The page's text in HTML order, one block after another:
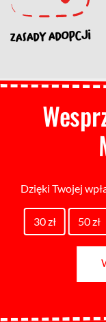
ZASADY ADOPCJI
Dzięki Twojej
30 zł 50 zł